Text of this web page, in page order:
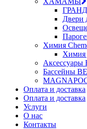
Двери
Химия
Химия
Аксессуары
Бассейны
Оплата и доставка
Оплата и доставка
Услуги
О нас
Контакты